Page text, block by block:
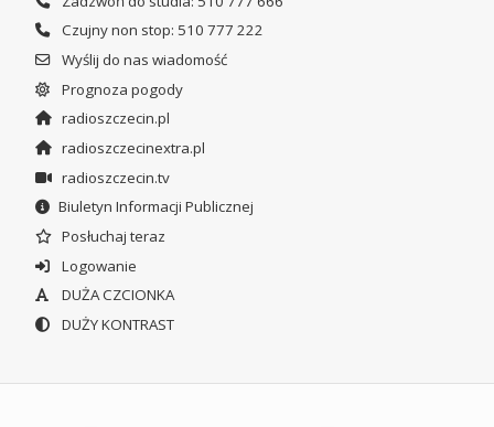
Czujny non stop: 510 777 222
Wyślij do nas wiadomość
Prognoza pogody
radioszczecin.pl
radioszczecinextra.pl
radioszczecin.tv
Biuletyn Informacji Publicznej
Posłuchaj teraz
Logowanie
DUŻA CZCIONKA
DUŻY KONTRAST